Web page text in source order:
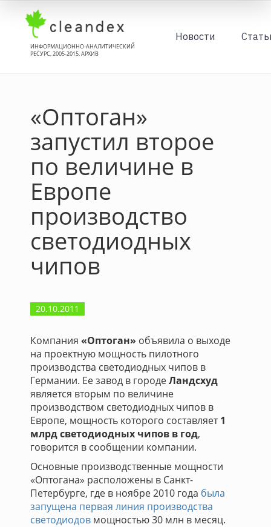
ИНФОРМАЦИОННО-АНАЛИТИЧЕСКИЙ
РЕСУРС, 2005-2015, АРХИВ
Новости
«Оптоган»
запустил второе
по величине в
Европе
производство
светодиодных
чипов
20.10.2011
Компания «Оптоган» объявила о выходе
на проектную мощность пилотного
производства светодиодных чипов в
Германии. Ее завод в городеЛандсхуд
является вторым по величине
производством светодиодных чипов в
Европе, мощность которого составляет1
млрд светодиодных чипов в год,
говорится в сообщении компании.
Основные производственные мощности
«Оптогана» расположены в Санкт-
Петербурге, где в ноябре 2010 года была
запущена первая линия производства
светодиодов мощностью 30 млн в месяц.